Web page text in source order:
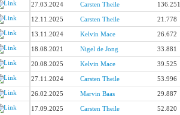
27.03.2024 Carsten Theile 136.251
12.11.2025 Carsten Theile 21.778
13.11.2024 Kelvin Mace 26.672
18.08.2021 Nigel de Jong 33.881
20.08.2025 Kelvin Mace 39.525
27.11.2024 Carsten Theile 53.996
26.02.2025 Marvin Baas 29.887
17.09.2025 Carsten Theile 52.820